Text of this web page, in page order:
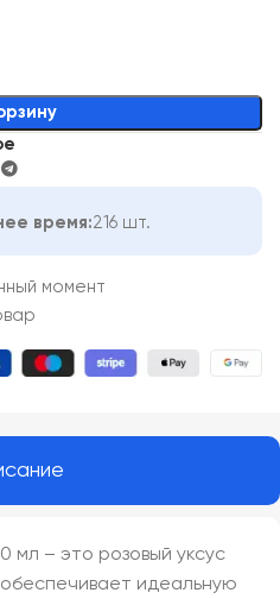
время:216 шт.
момент
мл – это розовый уксус
идеальную